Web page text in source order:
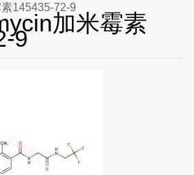
145435-72-9
加米霉素
9